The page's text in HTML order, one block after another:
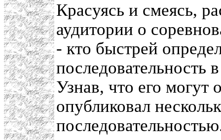
Красуясь и смеясь,
аудитории о
- кто быстрей
последовательность
Узнав, что его могут
опубликовал